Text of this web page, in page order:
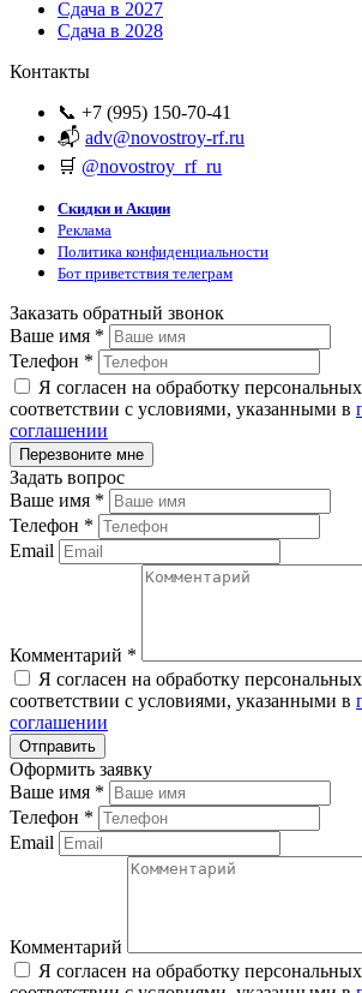
Сдача в 2027
Сдача в 2028
Контакты
📞 +7 (995) 150-70-41
📬 adv@novostroy-rf.ru
🛒 @novostroy_rf_ru
Скидки и Акции
Реклама
Политика конфиденциальности
Бот приветствия телеграм
Заказать обратный звонок
Ваше имя *
Телефон *
Я согласен на обработку
соответствии с условиями, указанными в
соглашении
Задать вопрос
Ваше имя *
Телефон *
Email
Комментарий *
Я согласен на обработку
соответствии с условиями, указанными в
соглашении
Оформить заявку
Ваше имя *
Телефон *
Email
Комментарий
Я согласен на обработку